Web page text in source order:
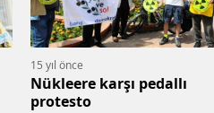
15 yıl önce
Nükleere karşı pedallı
protesto